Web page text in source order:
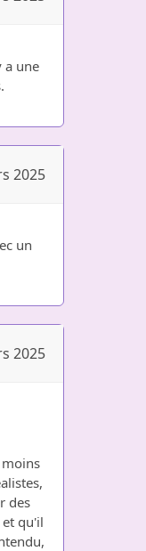
a une
2025
un
2025
moins
des
qu'il